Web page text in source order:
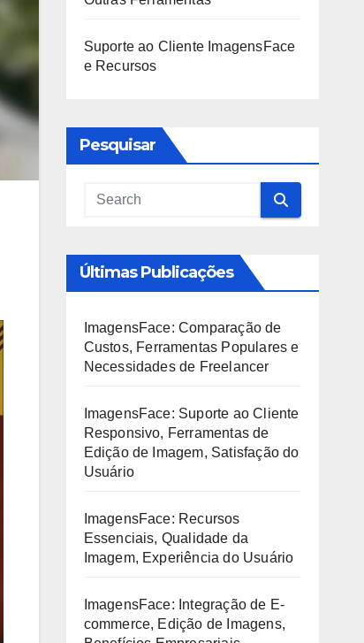
Suporte ao Cliente ImagensFace
e Recursos
Pesquisar
Últimas Publicações
ImagensFace: Comparação de
Custos, Ferramentas Populares e
Necessidades de Freelancer
ImagensFace: Suporte ao Cliente
Responsivo, Ferramentas de
Edição de Imagem, Satisfação do
Usuário
ImagensFace: Recursos
Essenciais, Qualidade da
Imagem, Experiência do Usuário
ImagensFace: Integração de E-
commerce, Edição de Imagens,